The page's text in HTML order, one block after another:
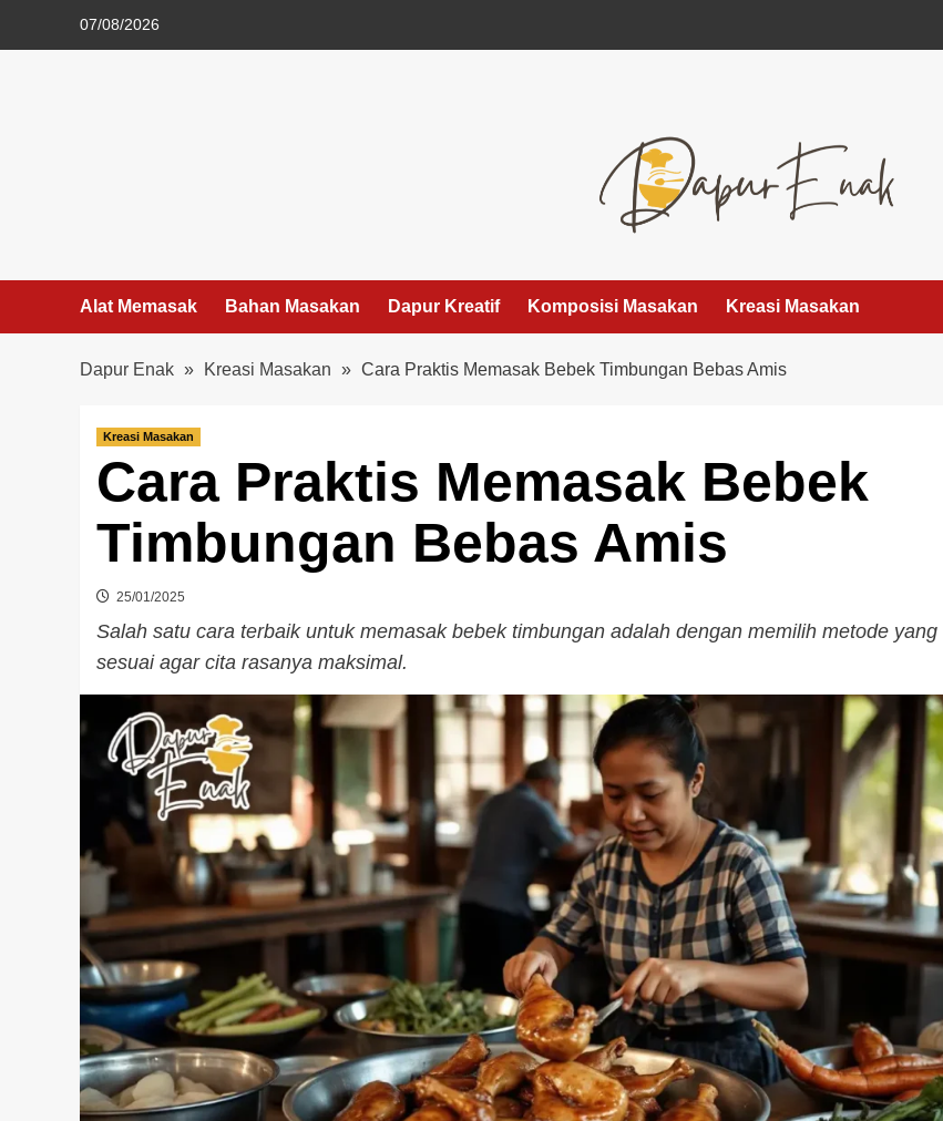
07/08/2026
Alat Memasak Bahan Masakan Dapur Kreatif Komposisi Masakan Kreasi Masakan
Dapur Enak » Kreasi Masakan » Cara Praktis Memasak Bebek Timbungan Bebas Amis
Kreasi Masakan
Cara Praktis Memasak Bebek
Timbungan Bebas Amis
25/01/2025
Salah satu cara terbaik untuk memasak bebek timbungan adalah dengan memilih metode yang
sesuai agar cita rasanya maksimal.